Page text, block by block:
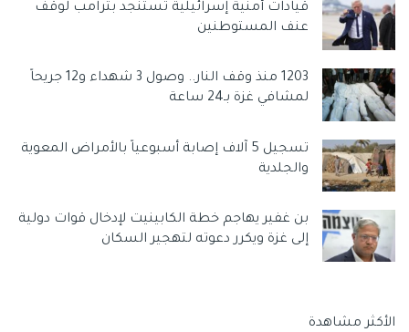
قيادات أمنية إسرائيلية تستنجد بترامب لوقف
عنف المستوطنين
1203 منذ وقف النار.. وصول 3 شهداء و12 جريحاً
لمشافي غزة بـ24 ساعة
تسجيل 5 آلاف إصابة أسبوعياً بالأمراض المعوية
والجلدية
بن غفير يهاجم خطة الكابينيت لإدخال قوات دولية
إلى غزة ويكرر دعوته لتهجير السكان
الأكثر مشاهدة